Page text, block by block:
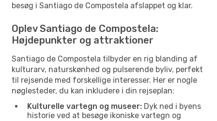
besøg i Santiago de Compostela afslappet og klar.
Oplev Santiago de Compostela:
Højdepunkter og attraktioner
Santiago de Compostela tilbyder en rig blanding af
kulturarv, naturskønhed og pulserende byliv, perfekt
til rejsende med forskellige interesser. Her er nogle
nøglesteder, du kan inkludere i din rejseplan:
Kulturelle vartegn og museer: Dyk ned i byens
historie ved at besøge ikoniske vartegn og